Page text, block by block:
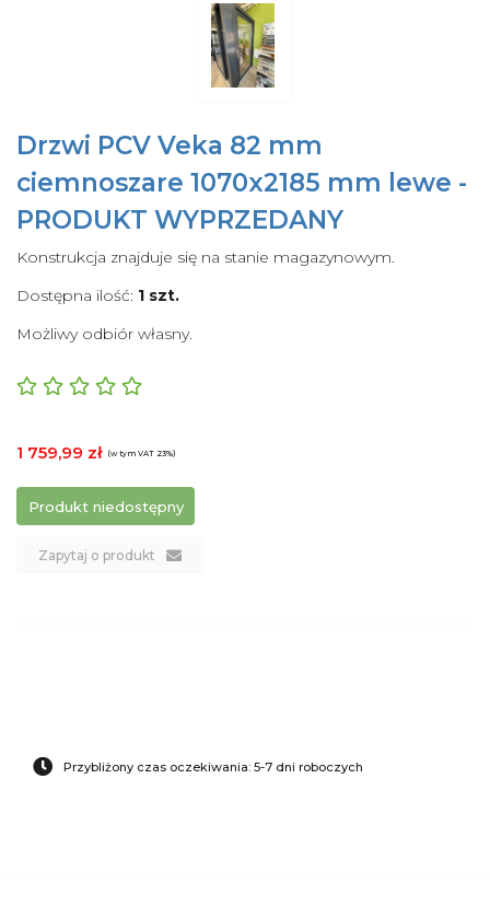
Drzwi PCV Veka 82 mm
ciemnoszare 1070x2185 mm lewe -
PRODUKT WYPRZEDANY
Konstrukcja znajduje się na stanie magazynowym.
Dostępna ilość: 1 szt.
Możliwy odbiór własny.
1 759,99 zł (w tym VAT 23%)
Produkt niedostępny
Zapytaj o produkt
Przybliżony czas oczekiwania: 5-7 dni roboczych